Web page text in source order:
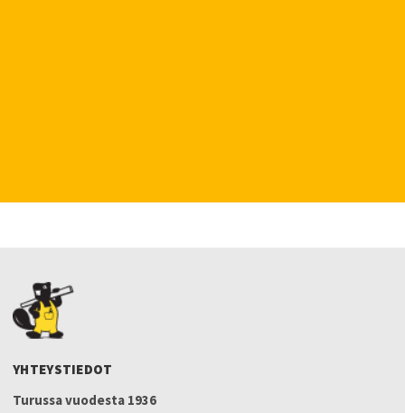
YHTEYSTIEDOT
Turussa vuodesta 1936